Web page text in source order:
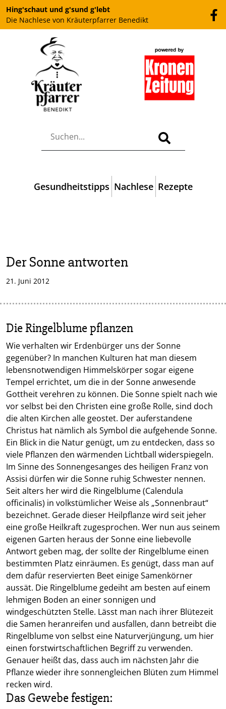
Hing'schaut und g'sund g'lebt
Die Nachlese von Kräuterpfarrer Benedikt
Gesundheitstipps Nachlese Rezepte
Der Sonne antworten
21. Juni 2012
Die Ringelblume pflanzen
Wie verhalten wir Erdenbürger uns der Sonne
gegenüber? In manchen Kulturen hat man diesem
lebensnotwendigen Himmelskörper sogar eigene
Tempel errichtet, um die in der Sonne anwesende
Gottheit verehren zu können. Die Sonne spielt nach wie
vor selbst bei den Christen eine große Rolle, sind doch
die alten Kirchen alle geostet. Der auferstandene
Christus hat nämlich als Symbol die aufgehende Sonne.
Ein Blick in die Natur genügt, um zu entdecken, dass so
viele Pflanzen den wärmenden Lichtball widerspiegeln.
Im Sinne des Sonnengesanges des heiligen Franz von
Assisi dürfen wir die Sonne ruhig Schwester nennen.
Seit alters her wird die Ringelblume (Calendula
officinalis) in volkstümlicher Weise als „Sonnenbraut“
bezeichnet. Gerade dieser Heilpflanze wird seit jeher
eine große Heilkraft zugesprochen. Wer nun aus seinem
eigenen Garten heraus der Sonne eine liebevolle
Antwort geben mag, der sollte der Ringelblume einen
bestimmten Platz einräumen. Es genügt, dass man auf
dem dafür reservierten Beet einige Samenkörner
aussät. Die Ringelblume gedeiht am besten auf einem
lehmigen Boden an einer sonnigen und
windgeschützten Stelle. Lässt man nach ihrer Blütezeit
die Samen heranreifen und ausfallen, dann betreibt die
Ringelblume von selbst eine Naturverjüngung, um hier
einen forstwirtschaftlichen Begriff zu verwenden.
Genauer heißt das, dass auch im nächsten Jahr die
Pflanze wieder ihre sonnengleichen Blüten zum Himmel
recken wird.
Das Gewebe festigen: